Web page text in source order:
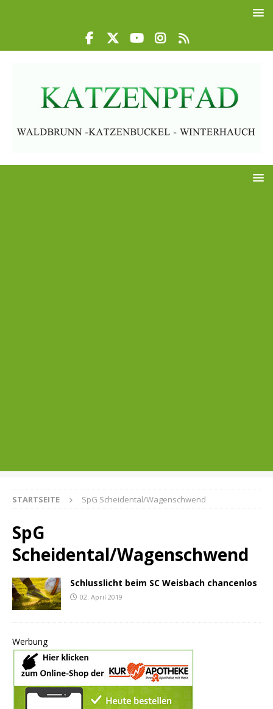
STARTSEITE SpG Scheidental/Wagenschwend
SpG
Scheidental/Wagenschwend
Schlusslicht beim SC Weisbach chancenlos
02. April 2019
Werbung